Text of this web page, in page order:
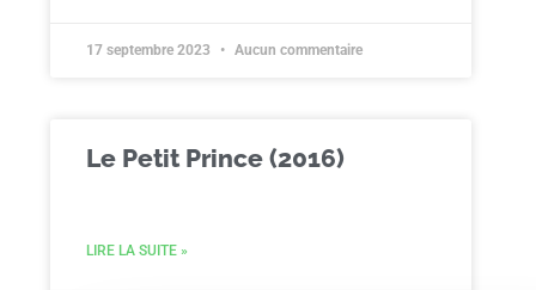
17 septembre 2023 Aucun commentaire
Le Petit Prince (2016)
LIRE LA SUITE »